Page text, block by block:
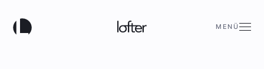
MENÜ